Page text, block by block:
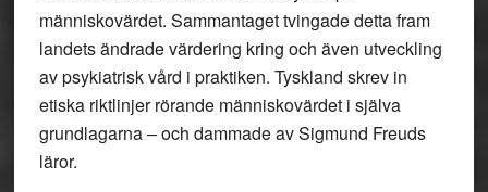
människovärdet. Sammantaget tvingade detta fram
landets ändrade värdering kring och även utveckling
av psykiatrisk vård i praktiken. Tyskland skrev in
etiska riktlinjer rörande människovärdet i själva
grundlagarna – och dammade av Sigmund Freuds
läror.